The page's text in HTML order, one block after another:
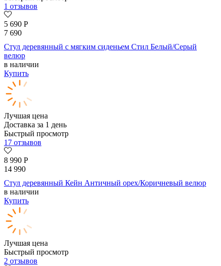
1 отзывов
5 690 Р
7 690
Стул деревянный с мягким сиденьем Стил Белый/Серый
велюр
в наличии
Купить
Лучшая цена
Доставка за 1 день
Быстрый просмотр
17 отзывов
8 990 Р
14 990
Стул деревянный Кейн Античный орех/Коричневый велюр
в наличии
Купить
Лучшая цена
Быстрый просмотр
2 отзывов